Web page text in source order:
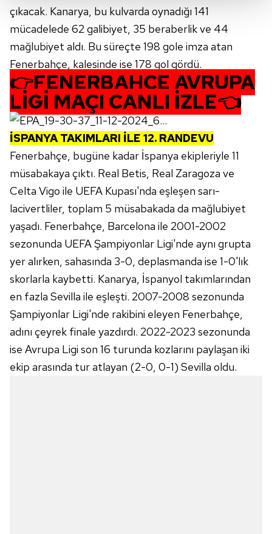
Her halükârda, kullanıcılar, bu çerezlere izin vermedikleri
takdirde, kullanıcılara hedefli reklamlar
gösterilmeyecektir."
Sizlere daha iyi bir hizmet sunabilmek için İnternet
Sitemizde kendimize ve üçüncü kişilere ait çerezler
kullanılmaktadır. Bu çerezler vasıtasıyla çeşitli kişisel
verileriniz işlenmekte olup gerekli olan çerezler bilgi
toplumu hizmetlerinin sunulması amacıyla
kullanılmaktadır. Diğer çerezler, sitemizin daha işlevsel
kılınması ve kişiselleştirilmesi ve sizlere yönelik
reklam/pazarlama faaliyetlerinin yapılması, amaçlarıyla
sınırlı olarak açık rızanız dahilinde kullanılacaktır.
Çerezlere ilişkin tercihlerinizi aşağıda yer alan panel
vasıtasıyla belirleyebilirsiniz. Çerezlere ilişkin detaylı bilgi
için Ayarlar butonuna tıklayabilir,Çerez Bilgilendirme
Metnimiziziyaret edebilirsiniz.
hazırlanmış Aydınlatma Metnimizi okumak ve sitemizde
ilgili mevzuata uygun olarak kullanılan çerezlerle ilgili bilgi
almak için lütfentıklayınız.
çıkacak. Kanarya, bu kulvarda oynadığı 141
mücadelede 62 galibiyet, 35 beraberlik ve 44
mağlubiyet aldı. Bu süreçte 198 gole imza atan
Fenerbahçe, kalesinde ise 178 gol gördü.
👉FENERBAHÇE AVRUPA
LİGİ MAÇI CANLI İZLE👈
İSPANYA TAKIMLARI İLE 12. RANDEVU
Fenerbahçe, bugüne kadar İspanya ekipleriyle 11
müsabakaya çıktı. Real Betis, Real Zaragoza ve
Celta Vigo ile UEFA Kupası'nda eşleşen sarı-
lacivertliler, toplam 5 müsabakada da mağlubiyet
yaşadı. Fenerbahçe, Barcelona ile 2001-2002
sezonunda UEFA Şampiyonlar Ligi'nde aynı grupta
yer alırken, sahasında 3-0, deplasmanda ise 1-0'lık
skorlarla kaybetti. Kanarya, İspanyol takımlarından
en fazla Sevilla ile eşleşti. 2007-2008 sezonunda
Şampiyonlar Ligi'nde rakibini eleyen Fenerbahçe,
adını çeyrek finale yazdırdı. 2022-2023 sezonunda
ise Avrupa Ligi son 16 turunda kozlarını paylaşan iki
ekip arasında tur atlayan (2-0, 0-1) Sevilla oldu.